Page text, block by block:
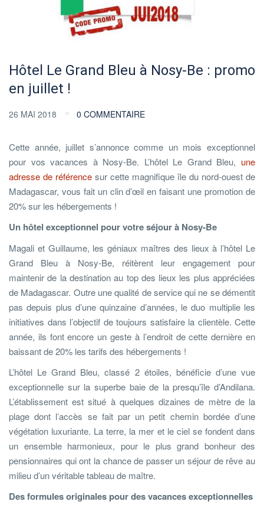
Hôtel Le Grand Bleu à Nosy-Be : promo
en juillet !
26 MAI 2018 0 COMMENTAIRE
Cette année, juillet s’annonce comme un mois exceptionnel
pour vos vacances à Nosy-Be. L’hôtel Le Grand Bleu, une
adresse de référence sur cette magnifique île du nord-ouest de
Madagascar, vous fait un clin d’œil en faisant une promotion de
20% sur les hébergements !
Un hôtel exceptionnel pour votre séjour à Nosy-Be
Magali et Guillaume, les géniaux maîtres des lieux à l’hôtel Le
Grand Bleu à Nosy-Be, réitèrent leur engagement pour
maintenir de la destination au top des lieux les plus appréciées
de Madagascar. Outre une qualité de service qui ne se démentit
pas depuis plus d’une quinzaine d’années, le duo multiplie les
initiatives dans l’objectif de toujours satisfaire la clientèle. Cette
année, ils font encore un geste à l’endroit de cette dernière en
baissant de 20% les tarifs des hébergements !
L’hôtel Le Grand Bleu, classé 2 étoiles, bénéficie d’une vue
exceptionnelle sur la superbe baie de la presqu’île d’Andilana.
L’établissement est situé à quelques dizaines de mètre de la
plage dont l’accès se fait par un petit chemin bordée d’une
végétation luxuriante. La terre, la mer et le ciel se fondent dans
un ensemble harmonieux, pour le plus grand bonheur des
pensionnaires qui ont la chance de passer un séjour de rêve au
milieu d’un véritable tableau de maître.
Des formules originales pour des vacances exceptionnelles